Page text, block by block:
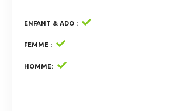
ENFANT & ADO
FEMME
HOMME